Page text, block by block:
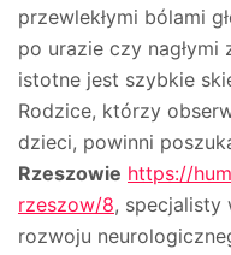
przewlekłymi bólami
po urazie czy nagłymi
istotne jest szybkie
Rodzice, którzy
dzieci, powinni
Rzeszowie https://
rzeszow/8, specjalisty
rozwoju